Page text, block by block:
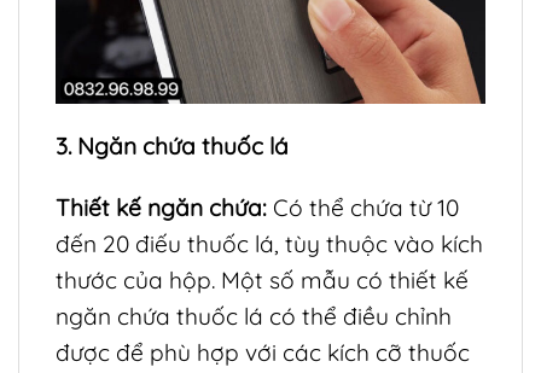
3. Ngăn chứa thuốc lá
Thiết kế ngăn chứa: Có thể chứa từ 10
đến 20 điếu thuốc lá, tùy thuộc vào kích
thước của hộp. Một số mẫu có thiết kế
ngăn chứa thuốc lá có thể điều chỉnh
được để phù hợp với các kích cỡ thuốc